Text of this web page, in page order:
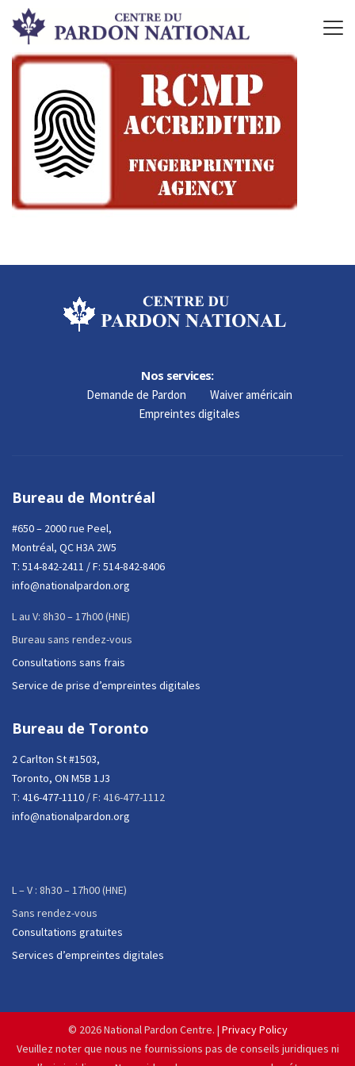
Nos services:
Demande de Pardon
Waiver américain
Empreintes digitales
Bureau de Montréal
#650 – 2000 rue Peel,
Montréal, QC H3A 2W5
T: 514-842-2411 / F: 514-842-8406
info@nationalpardon.org
L au V: 8h30 – 17h00 (HNE)
Bureau sans rendez-vous
Consultations sans frais
Service de prise d’empreintes digitales
Bureau de Toronto
2 Carlton St #1503,
Toronto, ON M5B 1J3
T: 416-477-1110 / F: 416-477-1112
info@nationalpardon.org
L – V : 8h30 – 17h00 (HNE)
Sans rendez-vous
Consultations gratuites
Services d’empreintes digitales
© 2026 National Pardon Centre. | Privacy Policy
Veuillez noter que nous ne fournissions pas de conseils juridiques ni